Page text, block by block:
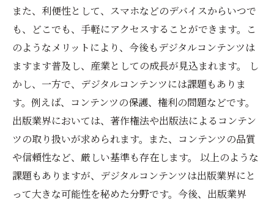
また、利便性として、スマホなどのデバイスからいつで
も、どこでも、手軽にアクセスすることができます。こ
のようなメリットにより、今後もデジタルコンテンツは
ますます普及し、産業としての成長が見込まれます。 し
かし、一方で、デジタルコンテンツには課題もありま
す。例えば、コンテンツの保護、権利の問題などです。
出版業界においては、著作権法や出版法によるコンテン
ツの取り扱いが求められます。また、コンテンツの品質
や信頼性など、厳しい基準も存在します。 以上のような
課題もありますが、デジタルコンテンツは出版業界にと
って大きな可能性を秘めた分野です。今後、出版業界